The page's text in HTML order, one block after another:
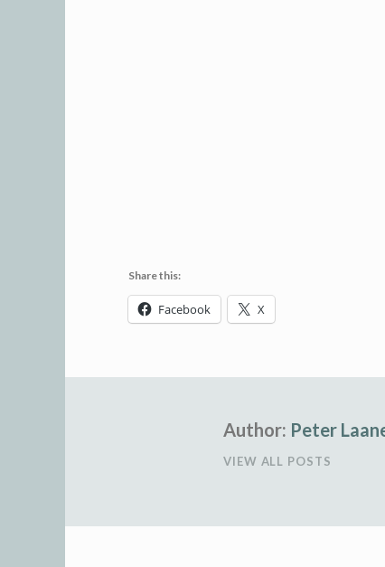
Share this:
Facebook X
Author: Peter
VIEW ALL POSTS